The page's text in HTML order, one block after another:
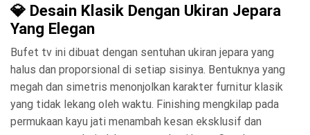
💎 Desain Klasik Dengan Ukiran Jepara
Yang Elegan
Bufet tv ini dibuat dengan sentuhan ukiran jepara yang
halus dan proporsional di setiap sisinya. Bentuknya yang
megah dan simetris menonjolkan karakter furnitur klasik
yang tidak lekang oleh waktu. Finishing mengkilap pada
permukaan kayu jati menambah kesan eksklusif dan